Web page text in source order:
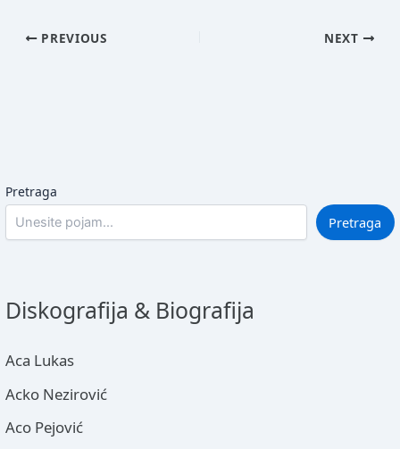
PREVIOUS NEXT
Pretraga
Pretraga
Diskografija & Biografija
Aca Lukas
Acko Nezirović
Aco Pejović